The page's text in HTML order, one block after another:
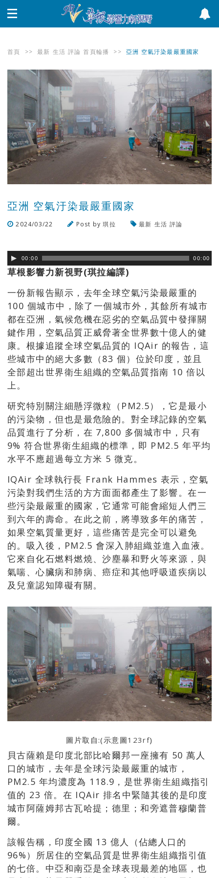
首頁 >> 最新 生活 評論 首頁輪播 >> 亞洲 空氣汙染最嚴重國家
亞洲 空氣汙染最嚴重國家
2024/03/22 Post by琪拉 最新 生活 評論
00:00 00:00
草根影響力新視野(琪拉編譯)
一份新報告顯示，去年全球空氣污染最嚴重的
100 個城市中，除了一個城市外，其餘所有城市
都在亞洲，氣候危機在惡劣的空氣品質中發揮關
鍵作用，空氣品質正威脅著全世界數十億人的健
康。根據追蹤全球空氣品質的 IQAir 的報告，這
些城市中的絕大多數（83 個）位於印度，並且
全部超出世界衛生組織的空氣品質指南 10 倍以
上。
研究特別關注細懸浮微粒（PM2.5），它是最小
的污染物，但也是最危險的。對全球記錄的空氣
品質進行了分析，在 7,800 多個城市中，只有
9% 符合世界衛生組織的標準，即 PM2.5 年平均
水平不應超過每立方米 5 微克。
IQAir 全球執行長 Frank Hammes 表示，空氣
污染對我們生活的方方面面都產生了影響。在一
些污染最嚴重的國家，它通常可能會縮短人們三
到六年的壽命。在此之前，將導致多年的痛苦，
如果空氣質量更好，這些痛苦是完全可以避免
的。吸入後，PM2.5 會深入肺組織並進入血液。
它來自化石燃料燃燒、沙塵暴和野火等來源，與
氣喘、心臟病和肺病、癌症和其他呼吸道疾病以
及兒童認知障礙有關。
圖片取自:(示意圖123rf)
貝古薩賴是印度北部比哈爾邦一座擁有 50 萬人
口的城市，去年是全球污染最嚴重的城市，
PM2.5 年均濃度為 118.9，是世界衛生組織指引
值的 23 倍。在 IQAir 排名中緊隨其後的是印度
城市阿薩姆邦古瓦哈提；德里；和旁遮普穆蘭普
爾。
該報告稱，印度全國 13 億人（佔總人口的
96%）所居住的空氣品質是世界衛生組織指引值
的七倍。中亞和南亞是全球表現最差的地區，也